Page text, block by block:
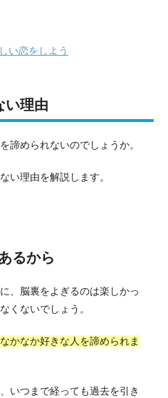
い恋をしよう
い理由
諦められないのでしょうか。
い理由を解説します。
るから
、脳裏をよぎるのは楽しかっ
くないでしょう。
かなか好きな人を諦められま
いつまで経っても過去を引き